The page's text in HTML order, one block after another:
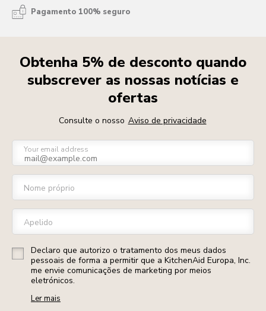
Pagamento 100% seguro
Obtenha 5% de desconto quando
subscrever as nossas notícias e
ofertas
Consulte o nosso Aviso de privacidade
Your email address
Nome próprio
Apelido
Declaro que autorizo o tratamento dos meus dados
pessoais de forma a permitir que a KitchenAid Europa, Inc.
me envie comunicações de marketing por meios
eletrónicos.
Ler mais